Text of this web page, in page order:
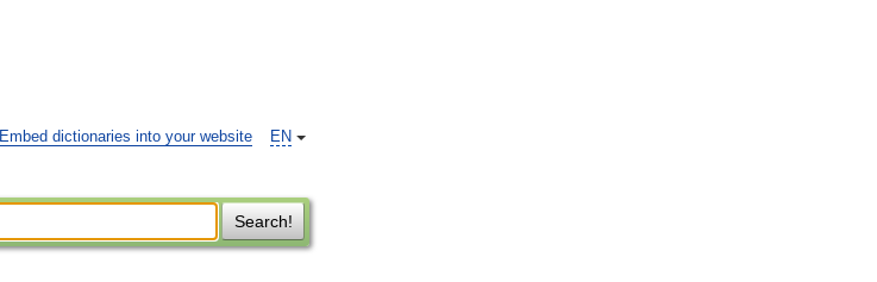
EN
Embed dictionaries into your website
Search!